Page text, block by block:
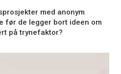
med anonym
før de legger bort ideen om
på trynefaktor?